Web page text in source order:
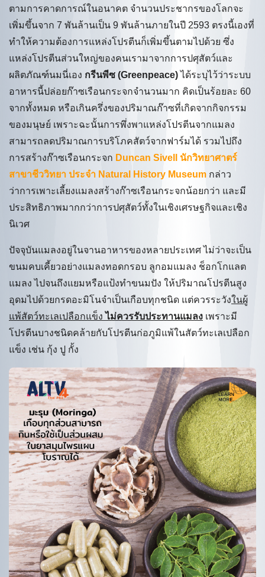
ตามการคาดการณ์ในอนาคต จำนวนประชากรของโลกจะ
เพิ่มขึ้นจาก 7 พันล้านเป็น 9 พันล้านภายในปี 2593 ตรงนี้เองที่
ทำให้ความต้องการแหล่งโปรตีนก็เพิ่มขึ้นตามไปด้วย ซึ่ง
แหล่งโปรตีนส่วนใหญ่ของคนเรามาจากการปศุสัตว์และ
ผลิตภัณฑ์นมนี่เอง กรีนพีซ (Greenpeace)ได้ระบุไว้ว่าระบบ
อาหารนี้ปล่อยก๊าซเรือนกระจกจำนวนมาก คิดเป็นร้อยละ 60
จากทั้งหมด หรือเกินครึ่งของปริมาณก๊าซที่เกิดจากกิจกรรม
ของมนุษย์ เพราะฉะนั้นการพึ่งพาแหล่งโปรตีนจากแมลง
สามารถลดปริมาณการบริโภคสัตว์จากฟาร์มได้ รวมไปถึง
การสร้างก๊าซเรือนกระจก Duncan Sivell นักวิทยาศาตร์
สาขาชีววิทยา ประจำ Natural History Museum กล่าว
ว่าการเพาะเลี้ยงแมลงสร้างก๊าซเรือนกระจกน้อยกว่า และมี
ประสิทธิภาพมากกว่าการปศุสัตว์ทั้งในเชิงเศรษฐกิจและเชิง
นิเวศ
ปัจจุบันแมลงอยู่ในจานอาหารของหลายประเทศ ไม่ว่าจะเป็น
ขนมคบเคี้ยวอย่างแมลงทอดกรอบ ลูกอมแมลง ช็อกโกแลต
แมลง ไปจนถึงแยมหรือแป้งทำขนมปัง ให้ปริมาณโปรตีนสูง
อุดมไปด้วยกรดอะมิโนจำเป็นเกือบทุกชนิด แต่ควรระวังในผู้
แพ้สัตว์ทะเลเปลือกแข็งไม่ควรรับประทานแมลง เพราะมี
โปรตีนบางชนิดคล้ายกับโปรตีนก่อภูมิแพ้ในสัตว์ทะเลเปลือก
แข็ง เช่น กุ้ง ปู กั้ง